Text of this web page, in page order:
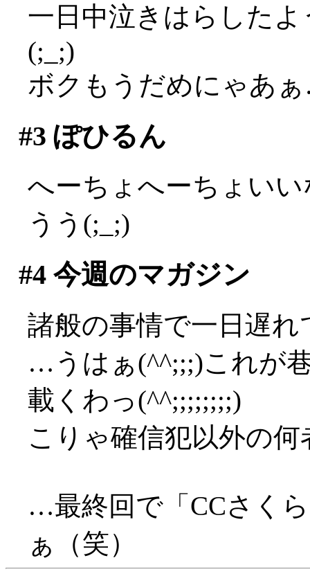
一日中泣きはらした
(;_;)
ボクもうだめにゃあ
#3 ぽひるん
へーちょへーちょい
うう(;_;)
#4今週のマガジン
諸般の事情で一日遅
…うはぁ(^^;;;)これが
載くわっ(^^;;;;;;;;)
こりゃ確信犯以外の
…最終回で「CCさく
ぁ（笑）